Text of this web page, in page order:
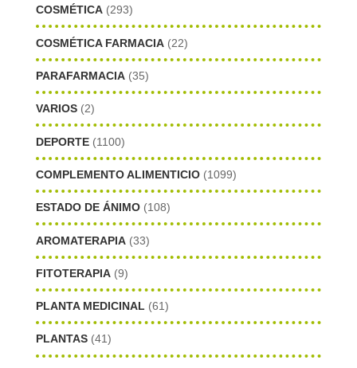
COSMÉTICA (293)
COSMÉTICA FARMACIA (22)
PARAFARMACIA (35)
VARIOS (2)
DEPORTE (1100)
COMPLEMENTO ALIMENTICIO (1099)
ESTADO DE ÁNIMO (108)
AROMATERAPIA (33)
FITOTERAPIA (9)
PLANTA MEDICINAL (61)
PLANTAS (41)